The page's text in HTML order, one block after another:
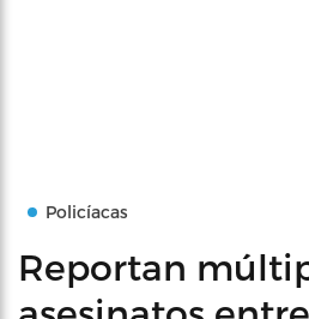
Policíacas
Reportan